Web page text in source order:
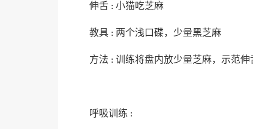
伸舌 : 小猫吃芝麻
教具 : 两个浅口碟，少量黑芝麻
方法 : 训练将盘内放少量芝麻，示范
呼吸训练 :